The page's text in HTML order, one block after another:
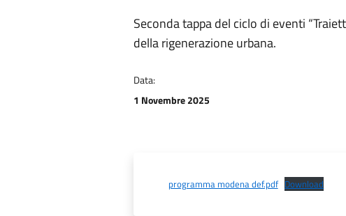
Seconda tappa del ciclo di eventi
della rigenerazione urbana.
Data:
1 Novembre 2025
programma modena def.pdf Download